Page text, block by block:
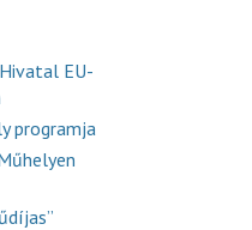
EU-
programja